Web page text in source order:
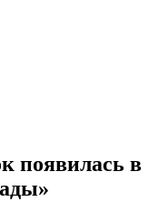
появилась в